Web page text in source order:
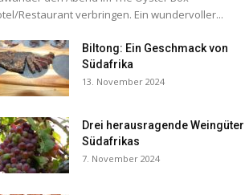
Restaurant verbringen. Ein wundervoller...
Biltong: Ein Geschmack von
Südafrika
13. November 2024
Drei herausragende Weingüter
Südafrikas
7. November 2024